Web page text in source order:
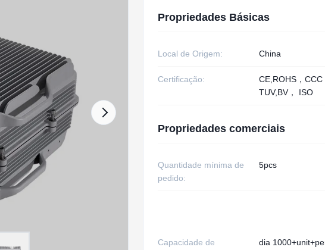
Propriedades Básicas
Local de Origem: China
Certificação:
CE,ROHS，CCC
TUV,BV， ISO
Propriedades comerciais
Quantidade mínima de
pedido:
5pcs
Capacidade de
dia